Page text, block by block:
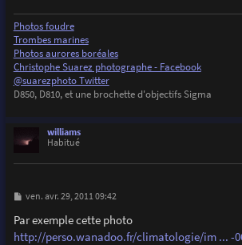
Photos foudre
Trombes marines
Photos aurores boréales
Christophe Suarez photographe - Facebook
@suarezphoto Twitter
D850, D810, et une brochette d'objectifs Sigma
williams
Habitué
M
s
s
a
ven. avr. 29, 2011 09:42
Par exemple cette photo
http://perso.wanadoo.fr/climatologie/im ... -